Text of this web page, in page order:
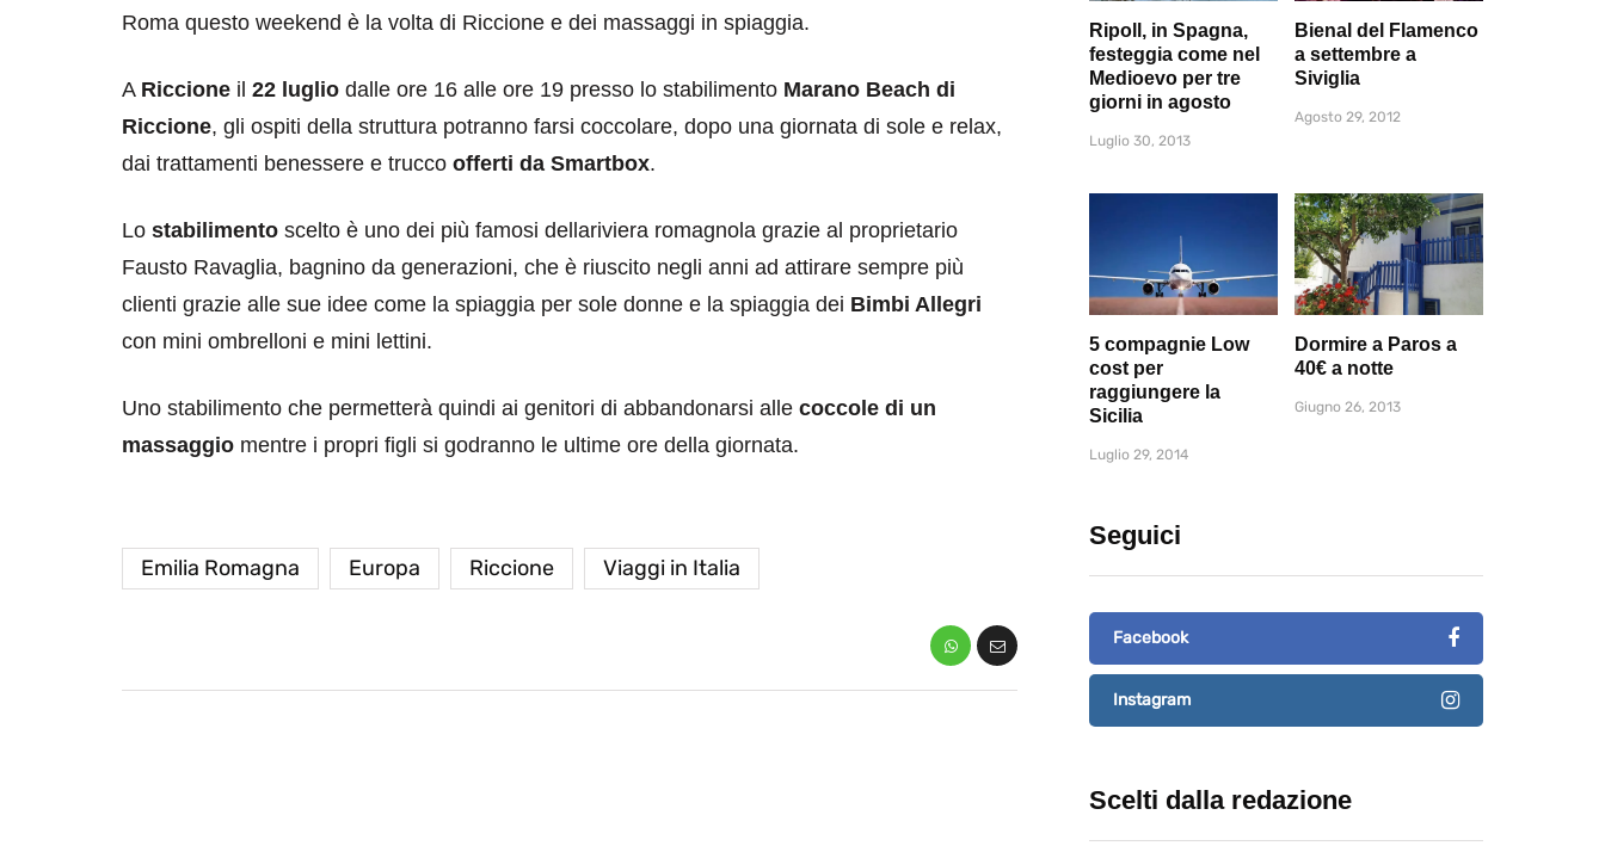
Roma questo weekend è la volta di Riccione e dei massaggi in spiaggia.
A Riccione il 22 luglio dalle ore 16 alle ore 19 presso lo stabilimento Marano Beach di
Riccione, gli ospiti della struttura potranno farsi coccolare, dopo una giornata di sole e relax,
dai trattamenti benessere e trucco offerti da Smartbox.
Lo stabilimento scelto è uno dei più famosi dellariviera romagnola grazie al proprietario
Fausto Ravaglia, bagnino da generazioni, che è riuscito negli anni ad attirare sempre più
clienti grazie alle sue idee come la spiaggia per sole donne e la spiaggia dei Bimbi Allegri
con mini ombrelloni e mini lettini.
Uno stabilimento che permetterà quindi ai genitori di abbandonarsi alle coccole di un
massaggio mentre i propri figli si godranno le ultime ore della giornata.
Emilia Romagna Europa Riccione Viaggi in Italia
Ripoll, in Spagna,
festeggia come nel
Medioevo per tre
giorni in agosto
Luglio 30, 2013
Bienal del Flamenco
a settembre a
Siviglia
Agosto 29, 2012
5 compagnie Low
cost per
raggiungere la
Sicilia
Luglio 29, 2014
Dormire a Paros a
40€ a notte
Giugno 26, 2013
Seguici
Facebook
Instagram
Scelti dalla redazione